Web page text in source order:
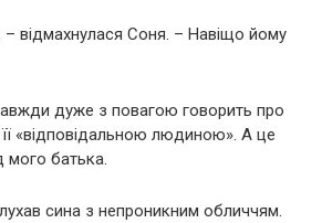
– відмахнулася Соня. – Навіщо йому
дуже з повагою говорить про
«відповідальною людиною». А це
мого батька.
сина з непроникним обличчям.